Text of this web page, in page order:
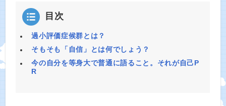
目次
過小評価症候群とは？
そもそも「自信」とは何でしょう？
今の自分を等身大で普通に語ること。それが自己P
R